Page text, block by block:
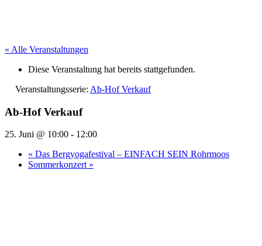
« Alle Veranstaltungen
Diese Veranstaltung hat bereits stattgefunden.
Veranstaltungsserie: Ab-Hof Verkauf
Ab-Hof Verkauf
25. Juni @ 10:00 - 12:00
« Das Bergyogafestival – EINFACH SEIN Rohrmoos
Sommerkonzert »